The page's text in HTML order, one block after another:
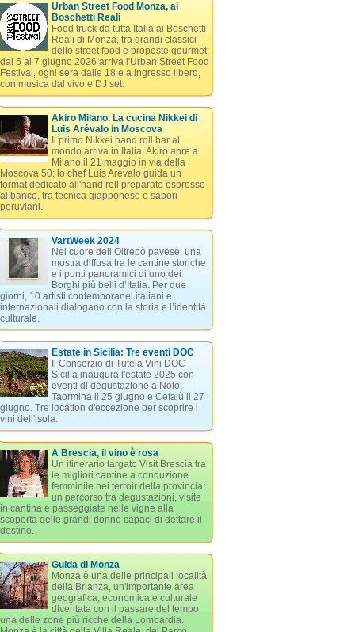
Urban Street Food Monza, ai
Boschetti Reali
Food truck da tutta Italia ai Boschetti
Reali di Monza, tra grandi classici
dello street food e proposte gourmet:
dal 5 al 7 giugno 2026 arriva l'Urban Street Food
Festival, ogni sera dalle 18 e a ingresso libero,
con musica dal vivo e DJ set.
Akiro Milano. La cucina Nikkei di
Luis Arévalo in Moscova
Il primo Nikkei hand roll bar al
mondo arriva in Italia. Akiro apre a
Milano il 21 maggio in via della
Moscova 50: lo chef Luis Arévalo guida un
format dedicato all'hand roll preparato espresso
al banco, fra tecnica giapponese e sapori
peruviani.
VartWeek 2024
Nel cuore dell’Oltrepò pavese, una
mostra diffusa tra le cantine storiche
e i punti panoramici di uno dei
Borghi più belli d’Italia. Per due
giorni, 10 artisti contemporanei italiani e
internazionali dialogano con la storia e l’identità
culturale.
Estate in Sicilia: Tre eventi DOC
Il Consorzio di Tutela Vini DOC
Sicilia inaugura l'estate 2025 con
eventi di degustazione a Noto,
Taormina il 25 giugno e Cefalù il 27
giugno. Tre location d'eccezione per scoprire i
vini dell'isola.
A Brescia, il vino è rosa
Un itinerario targato Visit Brescia tra
le migliori cantine a conduzione
femminile nei terroir della provincia;
un percorso tra degustazioni, visite
in cantina e passeggiate nelle vigne alla
scoperta delle grandi donne capaci di dettare il
destino.
Guida di Monza
Monza è una delle principali località
della Brianza, un'importante area
geografica, economica e culturale
diventata con il passare del tempo
una delle zone più ricche della Lombardia.